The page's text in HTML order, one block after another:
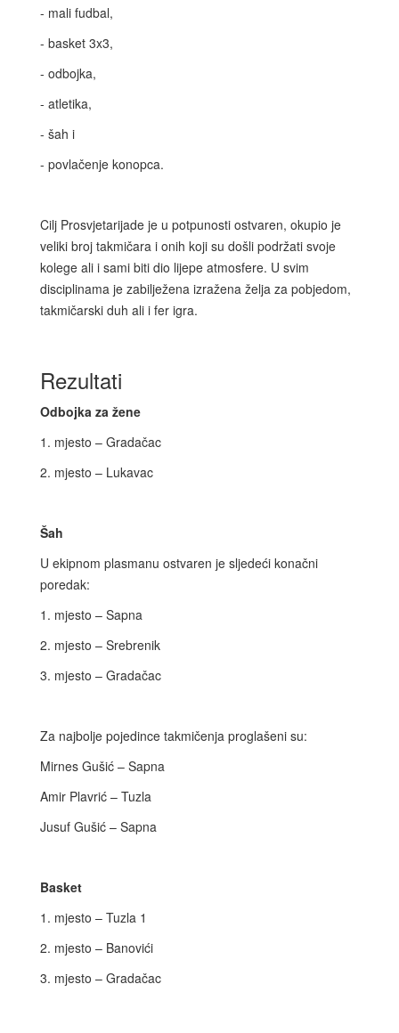
- mali fudbal,
- basket 3x3,
- odbojka,
- atletika,
- šah i
- povlačenje konopca.
Cilj Prosvjetarijade je u potpunosti ostvaren, okupio je
veliki broj takmičara i onih koji su došli podržati svoje
kolege ali i sami biti dio lijepe atmosfere. U svim
disciplinama je zabilježena izražena želja za pobjedom,
takmičarski duh ali i fer igra.
Rezultati
Odbojka za žene
1. mjesto – Gradačac
2. mjesto – Lukavac
Šah
U ekipnom plasmanu ostvaren je sljedeći konačni
poredak:
1. mjesto – Sapna
2. mjesto – Srebrenik
3. mjesto – Gradačac
Za najbolje pojedince takmičenja proglašeni su:
Mirnes Gušić – Sapna
Amir Plavrić – Tuzla
Jusuf Gušić – Sapna
Basket
1. mjesto – Tuzla 1
2. mjesto – Banovići
3. mjesto – Gradačac